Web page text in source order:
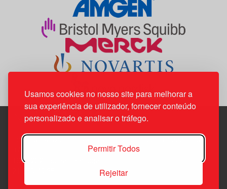
Usamos cookies no nosso site para melhorar a
sua experiência de utilizador, fornecer conteúdo
personalizado e analisar o tráfego.
Permitir Todos
Rejeitar
Edif. Lisboa Oriente | Av. Infante D. Henrique, n.º 333H, esc.
1800-282 Lisboa | Portugal